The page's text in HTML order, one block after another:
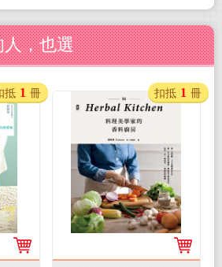
+日本中部北陸精華
，也選
抵 1 冊 扣抵 1 冊